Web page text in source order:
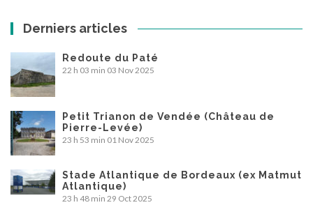
Derniers articles
Redoute du Paté
22 h 03 min 03 Nov 2025
Petit Trianon de Vendée (Château de
Pierre-Levée)
23 h 53 min 01 Nov 2025
Stade Atlantique de Bordeaux (ex Matmut
Atlantique)
23 h 48 min 29 Oct 2025